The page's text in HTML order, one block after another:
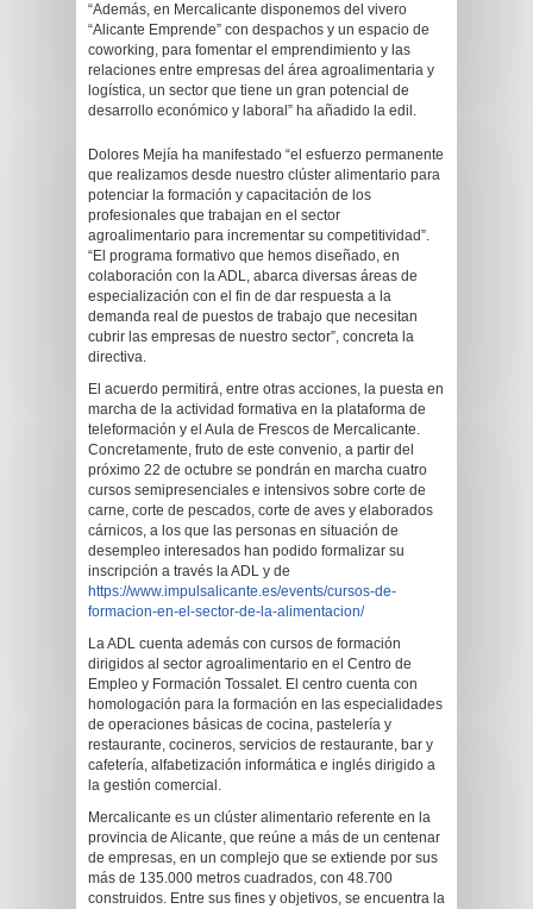
“Además, en Mercalicante disponemos del vivero
“Alicante Emprende” con despachos y un espacio de
coworking, para fomentar el emprendimiento y las
relaciones entre empresas del área agroalimentaria y
logística, un sector que tiene un gran potencial de
desarrollo económico y laboral” ha añadido la edil.
Dolores Mejía ha manifestado “el esfuerzo permanente
que realizamos desde nuestro clúster alimentario para
potenciar la formación y capacitación de los
profesionales que trabajan en el sector
agroalimentario para incrementar su competitividad”.
“El programa formativo que hemos diseñado, en
colaboración con la ADL, abarca diversas áreas de
especialización con el fin de dar respuesta a la
demanda real de puestos de trabajo que necesitan
cubrir las empresas de nuestro sector”, concreta la
directiva.
El acuerdo permitirá, entre otras acciones, la puesta en
marcha de la actividad formativa en la plataforma de
teleformación y el Aula de Frescos de Mercalicante.
Concretamente, fruto de este convenio, a partir del
próximo 22 de octubre se pondrán en marcha cuatro
cursos semipresenciales e intensivos sobre corte de
carne, corte de pescados, corte de aves y elaborados
cárnicos, a los que las personas en situación de
desempleo interesados han podido formalizar su
inscripción a través la ADL y de
https://www.impulsalicante.es/events/cursos-de-
formacion-en-el-sector-de-la-alimentacion/
La ADL cuenta además con cursos de formación
dirigidos al sector agroalimentario en el Centro de
Empleo y Formación Tossalet. El centro cuenta con
homologación para la formación en las especialidades
de operaciones básicas de cocina, pastelería y
restaurante, cocineros, servicios de restaurante, bar y
cafetería, alfabetización informática e inglés dirigido a
la gestión comercial.
Mercalicante es un clúster alimentario referente en la
provincia de Alicante, que reúne a más de un centenar
de empresas, en un complejo que se extiende por sus
más de 135.000 metros cuadrados, con 48.700
construidos. Entre sus fines y objetivos, se encuentra la